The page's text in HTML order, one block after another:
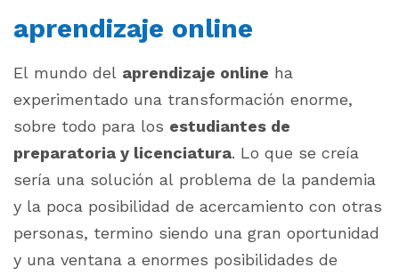
aprendizaje online
El mundo del aprendizaje online ha
experimentado una transformación enorme,
sobre todo para los estudiantes de
preparatoria y licenciatura. Lo que se creía
sería una solución al problema de la pandemia
y la poca posibilidad de acercamiento con otras
personas, termino siendo una gran oportunidad
y una ventana a enormes posibilidades de